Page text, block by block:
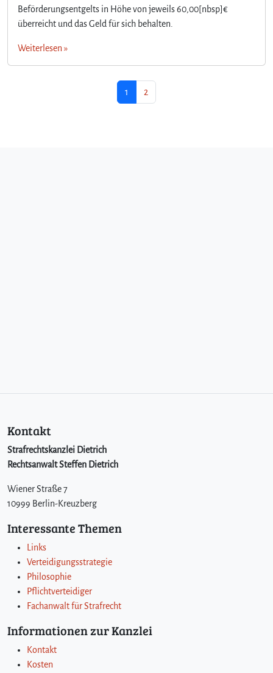
Beförderungsentgelts in Höhe von jeweils 60,00[nbsp]€
überreicht und das Geld für sich behalten.
Weiterlesen »
Aktuelle Seite
1 Seite
2
Kontakt
Strafrechtskanzlei Dietrich
Rechtsanwalt Steffen Dietrich
Wiener Straße 7
10999 Berlin-Kreuzberg
Interessante Themen
Links
Verteidigungsstrategie
Philosophie
Pflichtverteidiger
Fachanwalt für Strafrecht
Informationen zur Kanzlei
Kontakt
Kosten